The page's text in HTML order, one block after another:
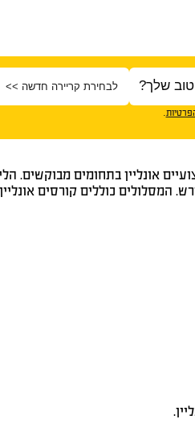
.
אונליין בתחומים
המסלולים כוללים קורסים